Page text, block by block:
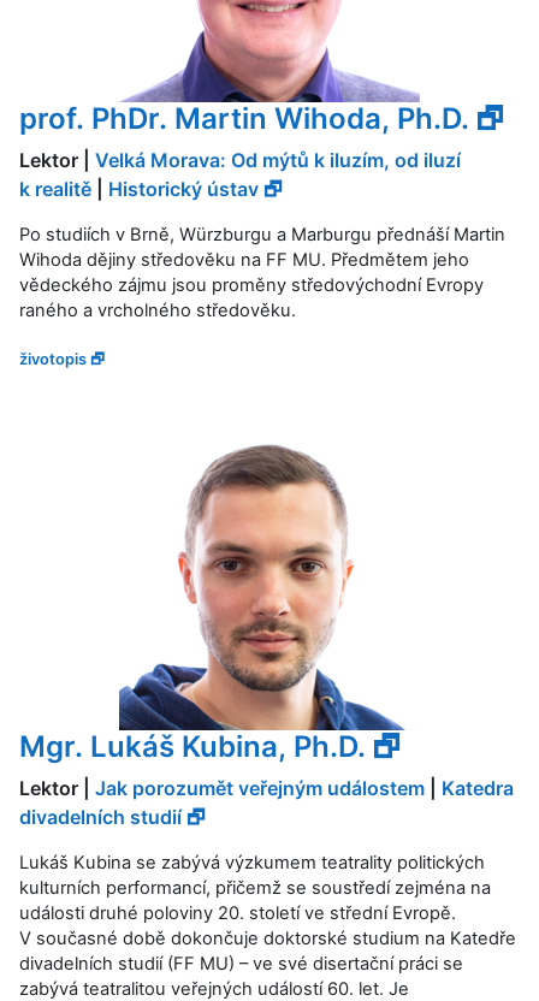
prof. PhDr. Martin Wihoda, Ph.D. 🗗
Lektor | Velká Morava: Od mýtů k iluzím, od iluzí
k realitě
Historický ústav 🗗
Po studiích v Brně, Würzburgu a Marburgu přednáší Martin
Wihoda dějiny středověku na FF MU. Předmětem jeho
vědeckého zájmu jsou proměny středovýchodní Evropy
raného a vrcholného středověku.
životopis 🗗
Mgr. Lukáš Kubina, Ph.D. 🗗
Lektor | Jak porozumět veřejným událostem
Katedra
divadelních studií 🗗
Lukáš Kubina se zabývá výzkumem teatrality politických
kulturních performancí, přičemž se soustředí zejména na
události druhé poloviny 20. století ve střední Evropě.
V současné době dokončuje doktorské studium na Katedře
divadelních studií (FF MU) – ve své disertační práci se
zabývá teatralitou veřejných událostí 60. let. Je